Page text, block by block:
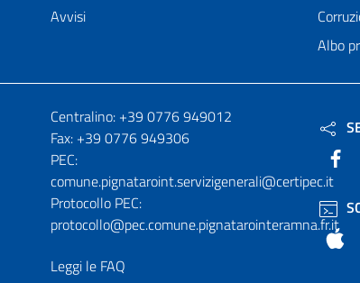
Avvisi
Albo
Numeri utili
Centralino: +39 0776 949012
Fax: +39 0776 949306
PEC:
comune.pignataroint.servizigenerali@certipec.it
Protocollo PEC:
protocollo@pec.comune.pignatarointeramna.fr.it
Leggi le FAQ